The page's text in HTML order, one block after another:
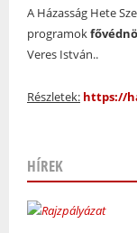
A Házasság Hete
programok
Veres István..
Részletek: https://
HÍREK
Oldalak